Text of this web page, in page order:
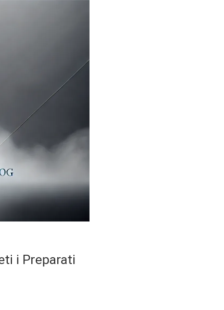
i Preparati